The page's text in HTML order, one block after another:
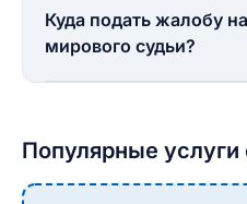
Куда подать жалобу
мирового судьи?
Популярные услуги